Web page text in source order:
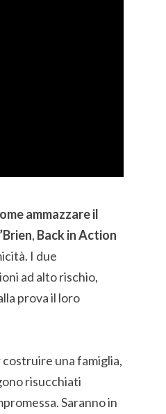
ammazzare il
, Back in Action
I due
ad alto rischio,
prova il loro
costruire una famiglia,
risucchiati
Saranno in